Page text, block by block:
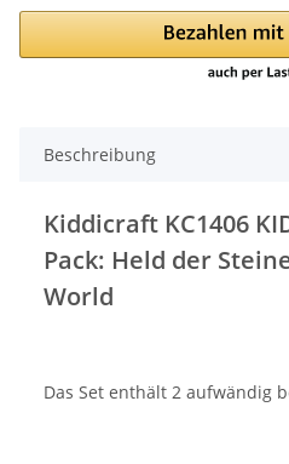
Beschreibung
Kiddicraft KC1406
Pack: Held der
World
Das Set enthält 2 aufwändig